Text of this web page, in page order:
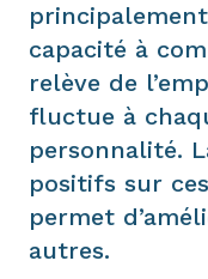
capacité à
relève de
fluctue à
personnalité.
positifs sur
permet
autres.